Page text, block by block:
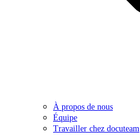
À propos de nous
Équipe
Travailler chez docuteam